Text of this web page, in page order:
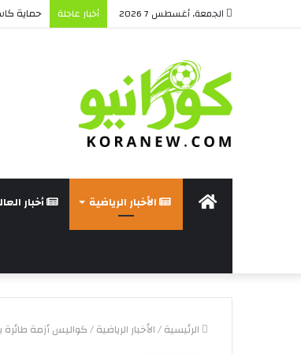
الجمعة, أغسطس 7 2026 أخبار عاجلة حماية
الرئيسة الأخبار الرياضية أخبار
الرئيسية/الأخبار الرياضية/كواليس أزمة طائرة